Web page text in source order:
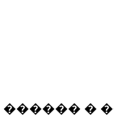
������ �